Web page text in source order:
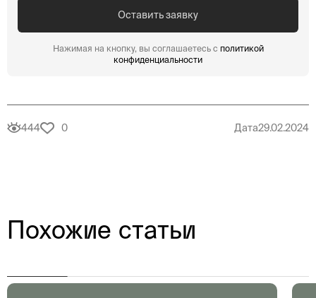
Нажимая на кнопку, вы соглашаетесь с политикой
конфиденциальности
444 0 Дата29.02.2024
Похожие статьи